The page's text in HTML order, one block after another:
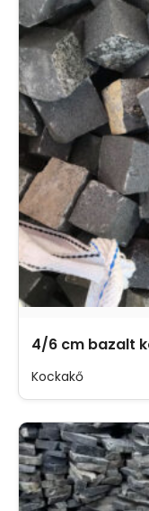
4/6 cm bazalt
Kockakő